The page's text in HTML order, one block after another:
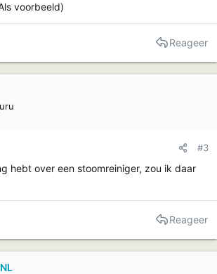
voorbeeld)
Reageer
#3
hebt over een stoomreiniger, zou ik daar
Reageer